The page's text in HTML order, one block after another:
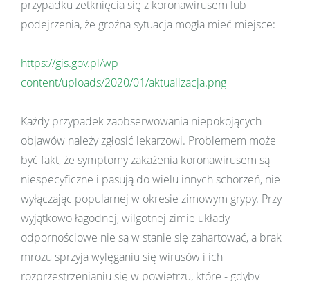
przypadku zetknięcia się z koronawirusem lub
podejrzenia, że groźna sytuacja mogła mieć miejsce:
https://gis.gov.pl/wp-
content/uploads/2020/01/aktualizacja.png
Każdy przypadek zaobserwowania niepokojących
objawów należy zgłosić lekarzowi. Problemem może
być fakt, że symptomy zakażenia koronawirusem są
niespecyficzne i pasują do wielu innych schorzeń, nie
wyłączając popularnej w okresie zimowym grypy. Przy
wyjątkowo łagodnej, wilgotnej zimie układy
odpornościowe nie są w stanie się zahartować, a brak
mrozu sprzyja wylęganiu się wirusów i ich
rozprzestrzenianiu się w powietrzu, które - gdyby